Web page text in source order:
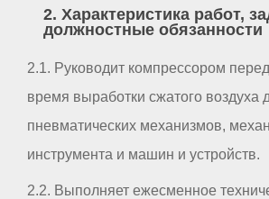
2. Характеристика работ,
должностные обязанности
2.1. Руководит компрессором
время выработки сжатого воздуха
пневматических механизмов,
инструмента и машин и устройств.
2.2. Выполняет ежесменное